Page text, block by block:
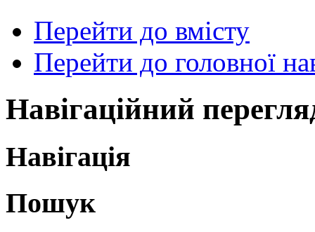
Перейти до вмісту
Перейти до головної
Навігаційний
Навігація
Пошук